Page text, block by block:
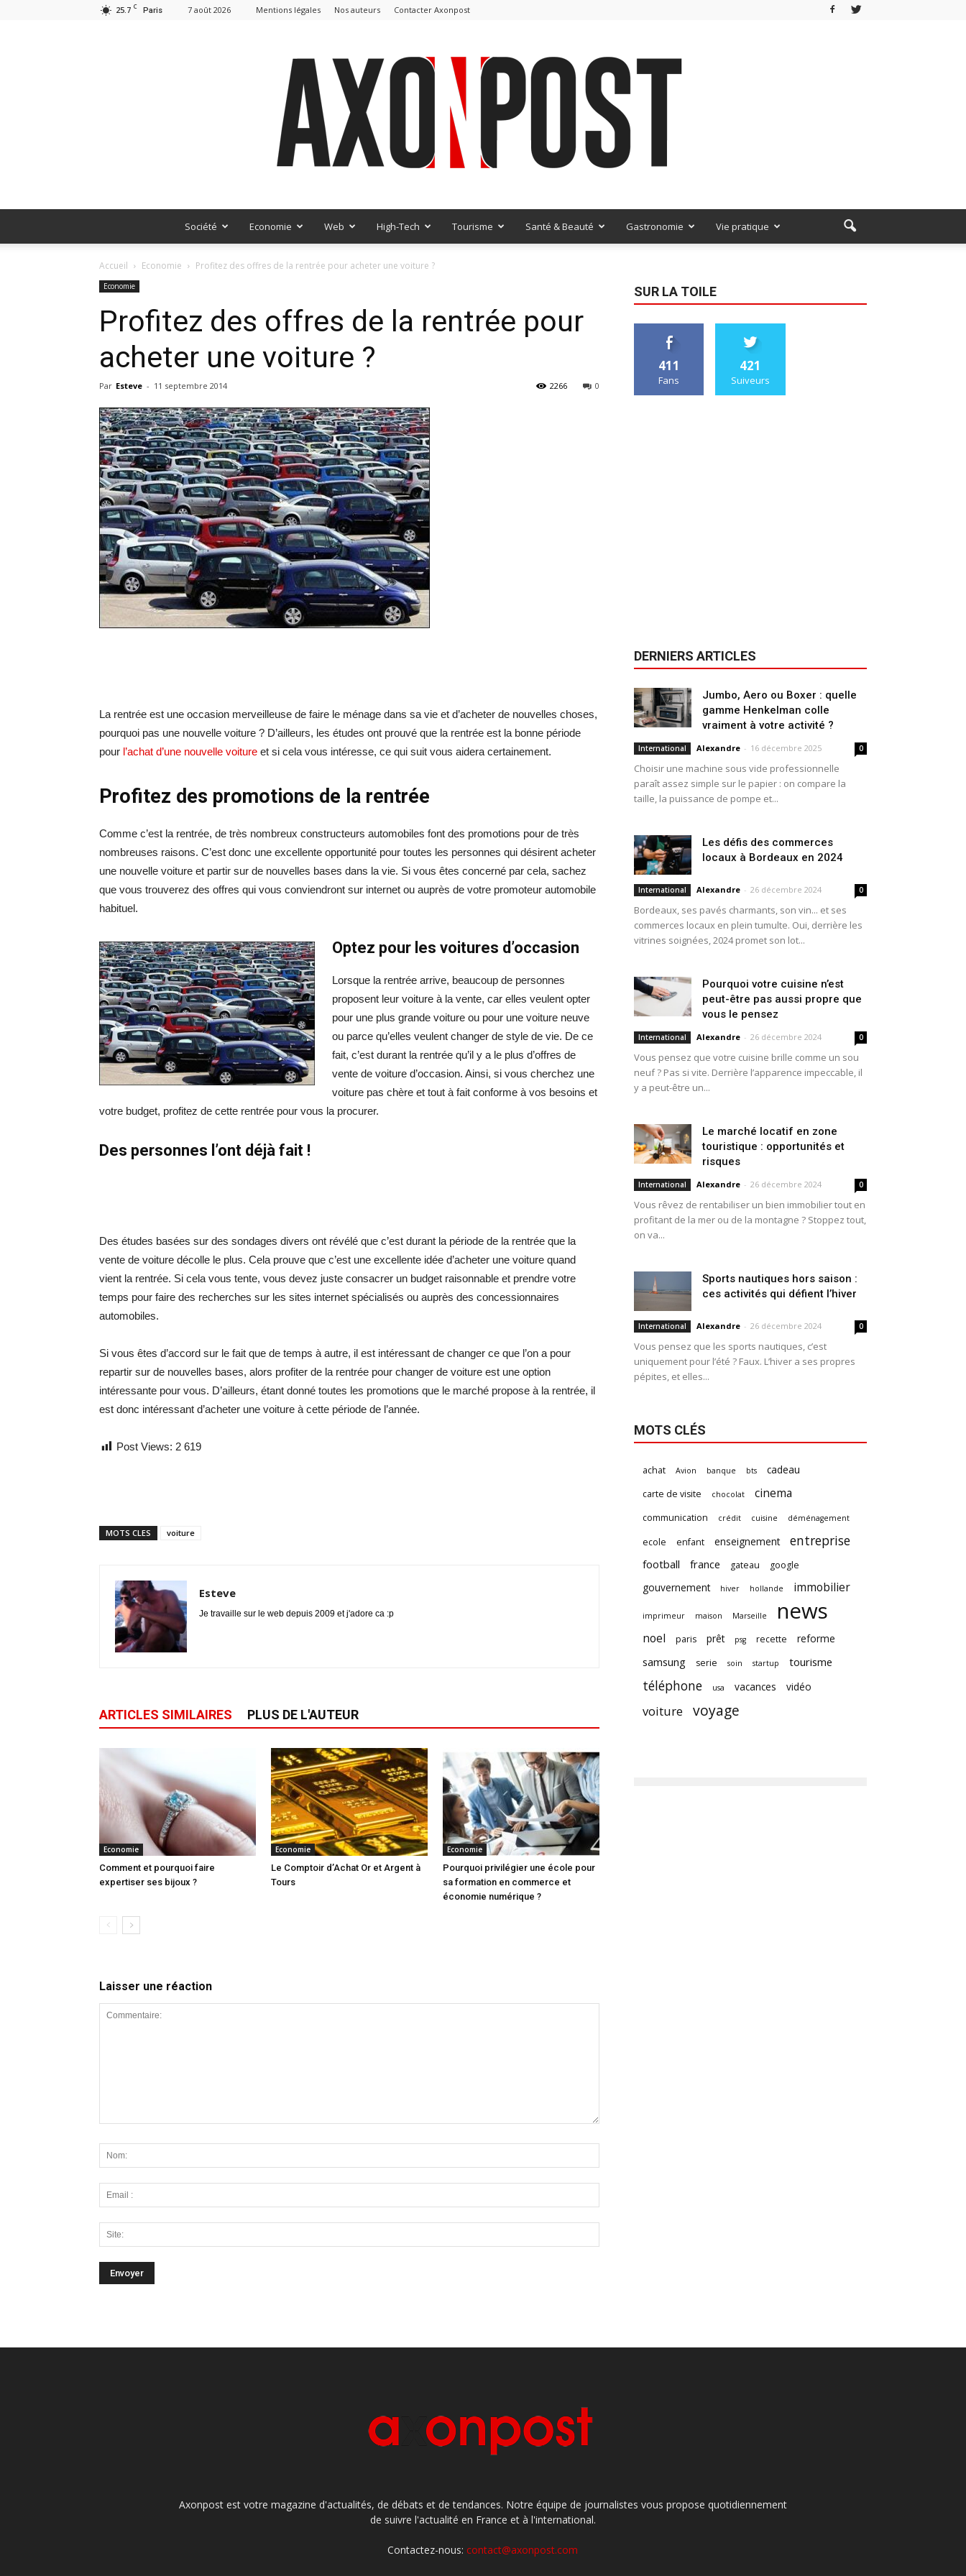
25.7 C Paris 7 août 2026 Mentions légales Nos auteurs Contacter Axonpost
Société Economie Web High-Tech Tourisme Santé & Beauté Gastronomie Vie pratique
Accueil Economie Profitez des offres de la rentrée pour acheter une voiture ?
Economie
Profitez des offres de la rentrée pour
acheter une voiture ?
Par Esteve - 11 septembre 2014 0
2266
La rentrée est une occasion merveilleuse de faire le ménage dans sa vie et d’acheter de nouvelles choses,
pourquoi pas une nouvelle voiture ? D’ailleurs, les études ont prouvé que la rentrée est la bonne période
pour l’achat d’une nouvelle voiture et si cela vous intéresse, ce qui suit vous aidera certainement.
Profitez des promotions de la rentrée
Comme c’est la rentrée, de très nombreux constructeurs automobiles font des promotions pour de très
nombreuses raisons. C’est donc une excellente opportunité pour toutes les personnes qui désirent acheter
une nouvelle voiture et partir sur de nouvelles bases dans la vie. Si vous êtes concerné par cela, sachez
que vous trouverez des offres qui vous conviendront sur internet ou auprès de votre promoteur automobile
habituel.
Optez pour les voitures d’occasion
Lorsque la rentrée arrive, beaucoup de personnes
proposent leur voiture à la vente, car elles veulent opter
pour une plus grande voiture ou pour une voiture neuve
ou parce qu’elles veulent changer de style de vie. De ce
fait, c’est durant la rentrée qu’il y a le plus d’offres de
vente de voiture d’occasion. Ainsi, si vous cherchez une
voiture pas chère et tout à fait conforme à vos besoins et
votre budget, profitez de cette rentrée pour vous la procurer.
Des personnes l’ont déjà fait !
Des études basées sur des sondages divers ont révélé que c’est durant la période de la rentrée que la
vente de voiture décolle le plus. Cela prouve que c’est une excellente idée d’acheter une voiture quand
vient la rentrée. Si cela vous tente, vous devez juste consacrer un budget raisonnable et prendre votre
temps pour faire des recherches sur les sites internet spécialisés ou auprès des concessionnaires
automobiles.
Si vous êtes d’accord sur le fait que de temps à autre, il est intéressant de changer ce que l’on a pour
repartir sur de nouvelles bases, alors profiter de la rentrée pour changer de voiture est une option
intéressante pour vous. D’ailleurs, étant donné toutes les promotions que le marché propose à la rentrée, il
est donc intéressant d’acheter une voiture à cette période de l’année.
Post Views: 2 619
MOTS CLES voiture
Esteve
Je travaille sur le web depuis 2009 et j'adore ca :p
ARTICLES SIMILAIRES PLUS DE L'AUTEUR
Economie
Comment et pourquoi faire
expertiser ses bijoux ?
Economie
Le Comptoir d’Achat Or et Argent à
Tours
Economie
Pourquoi privilégier une école pour
sa formation en commerce et
économie numérique ?
Laisser une réaction
SUR LA TOILE
411
Fans
421
Suiveurs
DERNIERS ARTICLES
Jumbo, Aero ou Boxer : quelle
gamme Henkelman colle
vraiment à votre activité ?
International Alexandre - 16 décembre 2025 0
Choisir une machine sous vide professionnelle
paraît assez simple sur le papier : on compare la
taille, la puissance de pompe et...
Les défis des commerces
locaux à Bordeaux en 2024
International Alexandre - 26 décembre 2024 0
Bordeaux, ses pavés charmants, son vin... et ses
commerces locaux en plein tumulte. Oui, derrière les
vitrines soignées, 2024 promet son lot...
Pourquoi votre cuisine n’est
peut-être pas aussi propre que
vous le pensez
International Alexandre - 26 décembre 2024 0
Vous pensez que votre cuisine brille comme un sou
neuf ? Pas si vite. Derrière l’apparence impeccable, il
y a peut-être un...
Le marché locatif en zone
touristique : opportunités et
risques
International Alexandre - 26 décembre 2024 0
Vous rêvez de rentabiliser un bien immobilier tout en
profitant de la mer ou de la montagne ? Stoppez tout,
on va...
Sports nautiques hors saison :
ces activités qui défient l’hiver
International Alexandre - 26 décembre 2024 0
Vous pensez que les sports nautiques, c’est
uniquement pour l’été ? Faux. L’hiver a ses propres
pépites, et elles...
MOTS CLÉS
achat Avion banque bts cadeau
carte de visite chocolat cinema
communication crédit cuisine déménagement
ecole enfant enseignement entreprise
football france gateau google
gouvernement hiver hollande immobilier
imprimeur maison Marseille news
noel paris prêt psg recette reforme
samsung serie soin startup tourisme
téléphone usa vacances vidéo
voiture voyage
Axonpost est votre magazine d'actualités, de débats et de tendances. Notre équipe de journalistes vous propose quotidiennement
de suivre l'actualité en France et à l'international.
Contactez-nous:contact@axonpost.com